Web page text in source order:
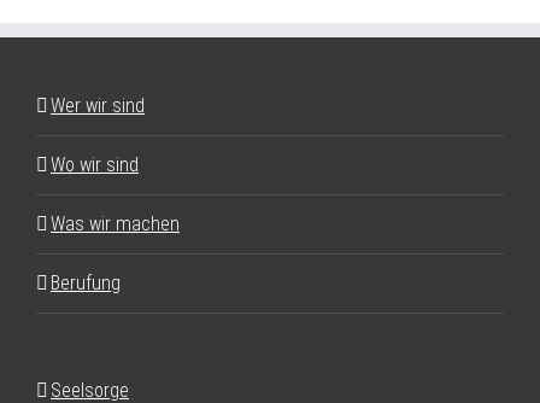
Wer wir sind
Wo wir sind
Was wir machen
Berufung
Seelsorge